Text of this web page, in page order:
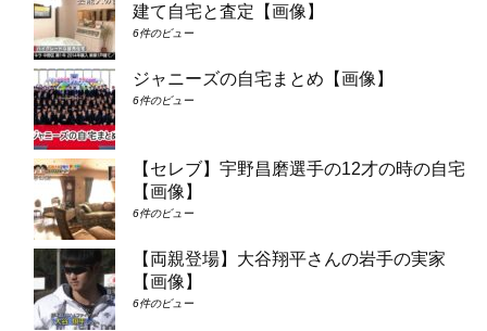
建て自宅と査定【画像】
6件のビュー
ジャニーズの自宅まとめ【画像】
6件のビュー
【セレブ】宇野昌磨選手の12才の時の自宅
【画像】
6件のビュー
【両親登場】大谷翔平さんの岩手の実家
【画像】
6件のビュー